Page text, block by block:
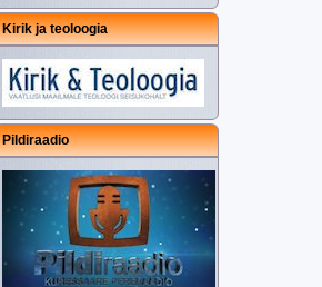
Kirik ja teoloogia
Pildiraadio